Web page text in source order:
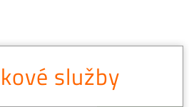
služby